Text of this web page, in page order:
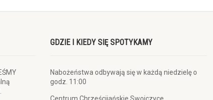
GDZIE I KIEDY SIĘ SPOTYKAMY
Nabożeństwa odbywają się w każdą niedzielę o
godz. 11:00
Centrum Chrześcijańskie Swojczyce